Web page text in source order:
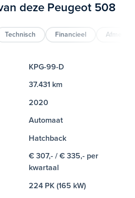
deze Peugeot 508
Technisch Financieel
KPG-99-D
37.431 km
2020
Automaat
Hatchback
€ 307,- / € 335,- per
kwartaal
224 PK (165 kW)